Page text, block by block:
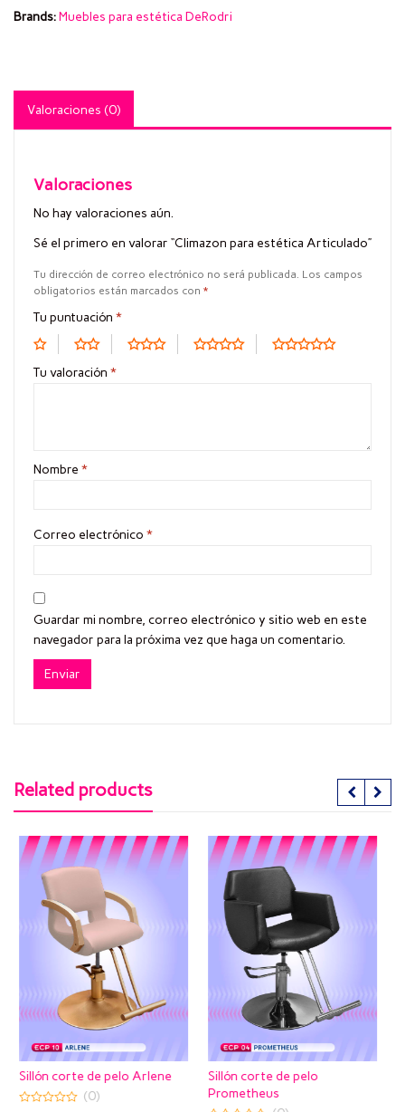
Brands:Muebles para estética DeRodri
Valoraciones (0)
Valoraciones
No hay valoraciones aún.
Sé el primero en valorar “Climazon para estética Articulado”
Tu dirección de correo electrónico no será publicada. Los campos
obligatorios están marcados con *
Tu puntuación *
Tu valoración *
Nombre *
Correo electrónico *
Guardar mi nombre, correo electrónico y sitio web en este
navegador para la próxima vez que haga un comentario.
Related products
Arlene
Sillón corte de pelo
Prometheus
Sillón barbero